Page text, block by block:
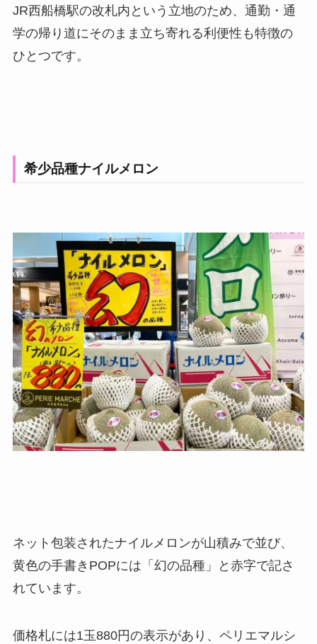
JR西船橋駅の改札内という立地のため、通勤・通
学の帰り道にそのまま立ち寄れる利便性も特徴の
ひとつです。
希少品種ナイルメロン
ネット包装されたナイルメロンが山積みで並び、
黄色の手書きPOPには「幻の品種」と赤字で記さ
れています。
価格札には1玉880円の表示があり、ペリエマルシ